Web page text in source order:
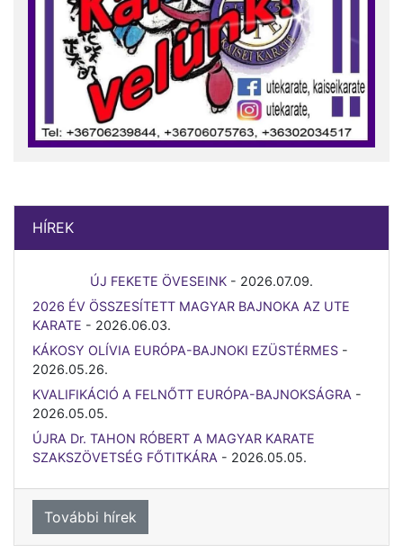
HÍREK
ÚJ FEKETE ÖVESEINK - 2026.07.09.
2026 ÉV ÖSSZESÍTETT MAGYAR BAJNOKA AZ UTE
KARATE - 2026.06.03.
KÁKOSY OLÍVIA EURÓPA-BAJNOKI EZÜSTÉRMES -
2026.05.26.
KVALIFIKÁCIÓ A FELNŐTT EURÓPA-BAJNOKSÁGRA -
2026.05.05.
ÚJRA Dr. TAHON RÓBERT A MAGYAR KARATE
SZAKSZÖVETSÉG FŐTITKÁRA - 2026.05.05.
További hírek